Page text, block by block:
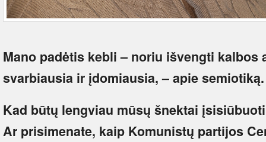
Mano padėtis kebli – noriu išvengti kalbos
svarbiausia ir įdomiausia, – apie semiotiką.
Kad būtų lengviau mūsų šnektai
Ar prisimenate, kaip Komunistų partijos